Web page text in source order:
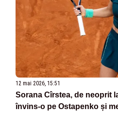
12 mai 2026, 15:51
Sorana Cîrstea, de neoprit
învins-o pe Ostapenko și